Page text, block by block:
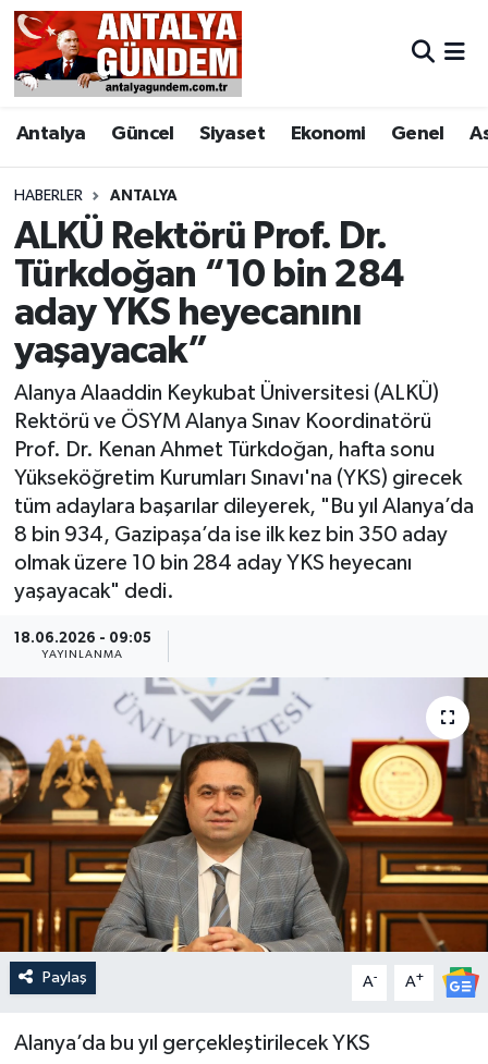
Antalya Güncel Siyaset Ekonomi Genel
HABERLER ANTALYA
ALKÜ Rektörü Prof. Dr.
Türkdoğan “10 bin 284
aday YKS heyecanını
yaşayacak”
Alanya Alaaddin Keykubat Üniversitesi (ALKÜ)
Rektörü ve ÖSYM Alanya Sınav Koordinatörü
Prof. Dr. Kenan Ahmet Türkdoğan, hafta sonu
Yükseköğretim Kurumları Sınavı'na (YKS) girecek
tüm adaylara başarılar dileyerek, "Bu yıl Alanya’da
8 bin 934, Gazipaşa’da ise ilk kez bin 350 aday
olmak üzere 10 bin 284 aday YKS heyecanı
yaşayacak" dedi.
18.06.2026 - 09:05
YAYINLANMA
Paylaş A- A+
Alanya’da bu yıl gerçekleştirilecek YKS
Antalya
Asayiş
Bilim & Teknoloji
Bölge
EĞİTİM
Ekonomi
Genel
Görüntülü Haber
Güncel
Kültür & Sanat
Magazin
Resmi İlan
Sağlık & Yaşam
Siyaset
Spor
Antalya Nöbetçi Eczaneler
Antalya Hava Durumu
Antalya Namaz Vakitleri
Antalya Trafik Yoğunluk Haritası
Süper Lig Puan Durumu ve Fikstür
Tüm Manşetler
Son Dakika Haberleri
Haber Arşivi